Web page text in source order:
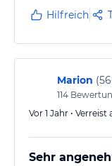
Hilfreich
Marion (
114
Vor 1 Jahr •
Sehr